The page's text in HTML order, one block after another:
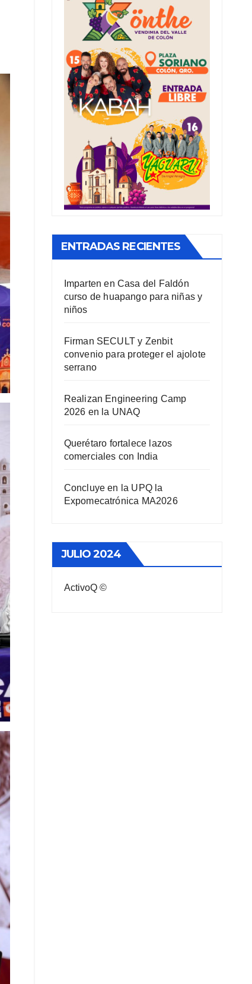
ENTRADAS RECIENTES
Imparten en Casa del Faldón
curso de huapango para niñas y
niños
Firman SECULT y Zenbit
convenio para proteger el ajolote
serrano
Realizan Engineering Camp
2026 en la UNAQ
Querétaro fortalece lazos
comerciales con India
Concluye en la UPQ la
Expomecatrónica MA2026
JULIO 2024
ActivoQ ©